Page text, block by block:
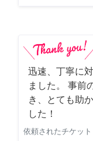
迅速、丁寧に
ました。 事前
き、とても助
した！
依頼されたチケット